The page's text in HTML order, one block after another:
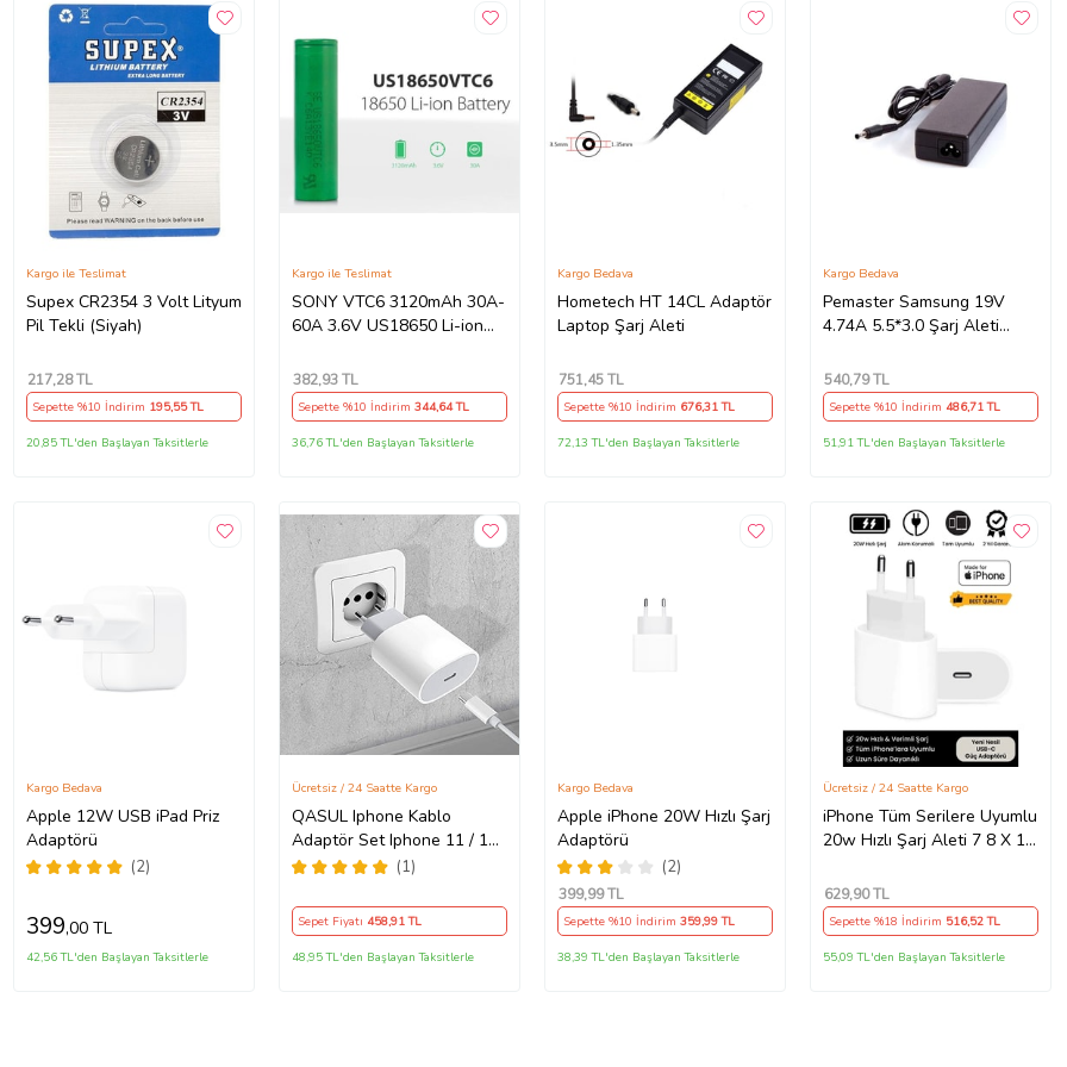
Supex CR2354 3 Volt Lityum
Pil Tekli (Siyah)
Kargo ile Teslimat
217,28 TL
Sepette %10 İndirim 195,55 TL
20,85 TL'den Başlayan Taksitlerle
SONY VTC6 3120mAh 30A-
60A 3.6V US18650 Li-ion
Kargo ile Teslimat
382,93 TL
Sepette %10 İndirim 344,64 TL
36,76 TL'den Başlayan Taksitlerle
Hometech HT 14CL Adaptör
Laptop Şarj Aleti
Kargo Bedava
751,45 TL
Sepette %10 İndirim 676,31 TL
72,13 TL'den Başlayan Taksitlerle
Pemaster Samsung 19V
4.74A 5.5*3.0 Şarj Aleti
Kargo Bedava
540,79 TL
Sepette %10 İndirim 486,71 TL
51,91 TL'den Başlayan Taksitlerle
Apple 12W USB iPad Priz
Adaptörü
(2)
Kargo Bedava
399,00 TL
42,56 TL'den Başlayan Taksitlerle
QASUL Iphone Kablo
Adaptör Set Iphone 11 / 12 /
13 / Pro / Pro Max Uyumlu
(1)
Ücretsiz / 24 Saatte Kargo
Sepet Fiyatı 458,91 TL
48,95 TL'den Başlayan Taksitlerle
Apple iPhone 20W Hızlı Şarj
Adaptörü
(2)
Kargo Bedava
399,99 TL
Sepette %10 İndirim359,99 TL
38,39 TL'den Başlayan Taksitlerle
iPhone Tüm Serilere Uyumlu
20w Hızlı Şarj Aleti 7 8 X 11
Girişli Adaptör
Ücretsiz / 24 Saatte Kargo
629,90 TL
Sepette %18 İndirim 516,52 TL
55,09 TL'den Başlayan Taksitlerle